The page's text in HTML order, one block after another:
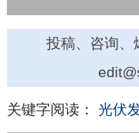
投稿、咨询
关键字阅读： 光伏